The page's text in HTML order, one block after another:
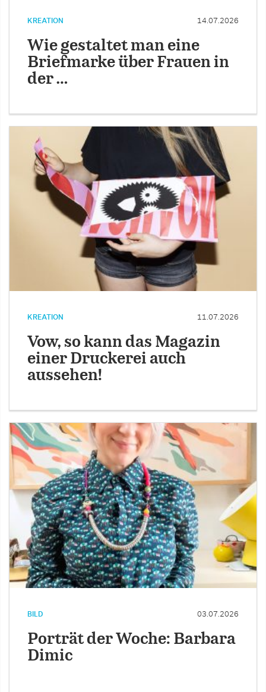
KREATION 14.07.2026
Wie gestaltet man eine
Briefmarke über Frauen in
der …
KREATION 11.07.2026
Vow, so kann das Magazin
einer Druckerei auch
aussehen!
BILD 03.07.2026
Porträt der Woche: Barbara
Dimic